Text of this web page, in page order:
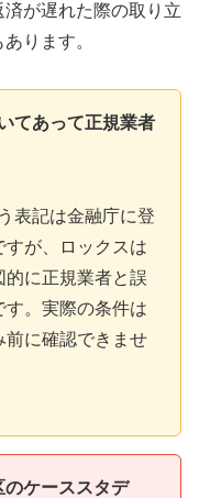
が遅れた際の取り立
ります。
てあって正規業者
表記は金融庁に登
が、ロックスは
に正規業者と誤
。実際の条件は
前に確認できませ
ケーススタデ